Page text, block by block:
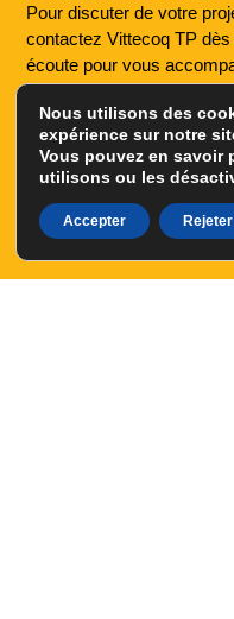
Pour discuter de votre
contactez Vittecoq TP
écoute pour vous
d’aménagement
pour des réalisations à la
Contactez-nous
Nous utilisons des
expérience sur notre
Vous pouvez en savoir
utilisons ou les
Accepter Rejeter